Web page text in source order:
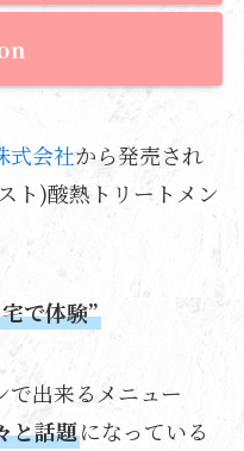
式会社から発売され
ト)酸熱トリートメン
で体験”
出来るメニュー
と話題になっている